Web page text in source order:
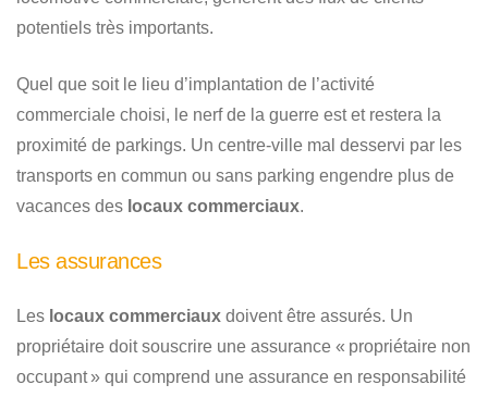
potentiels très importants.
Quel que soit le lieu d’implantation de l’activité
commerciale choisi, le nerf de la guerre est et restera la
proximité de parkings. Un centre-ville mal desservi par les
transports en commun ou sans parking engendre plus de
vacances des locaux commerciaux.
Les assurances
Les locaux commerciaux doivent être assurés. Un
propriétaire doit souscrire une assurance « propriétaire non
occupant » qui comprend une assurance en responsabilité